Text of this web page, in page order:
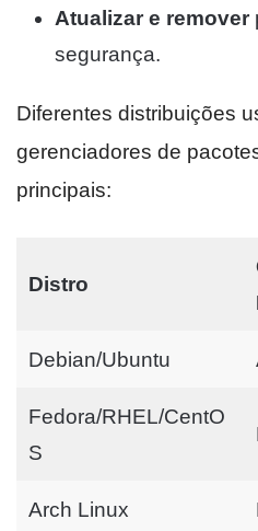
Atualizar e remover
segurança.
Diferentes distribuições
gerenciadores de
principais:
Distro
Debian/Ubuntu
Fedora/RHEL/CentO
S
Arch Linux